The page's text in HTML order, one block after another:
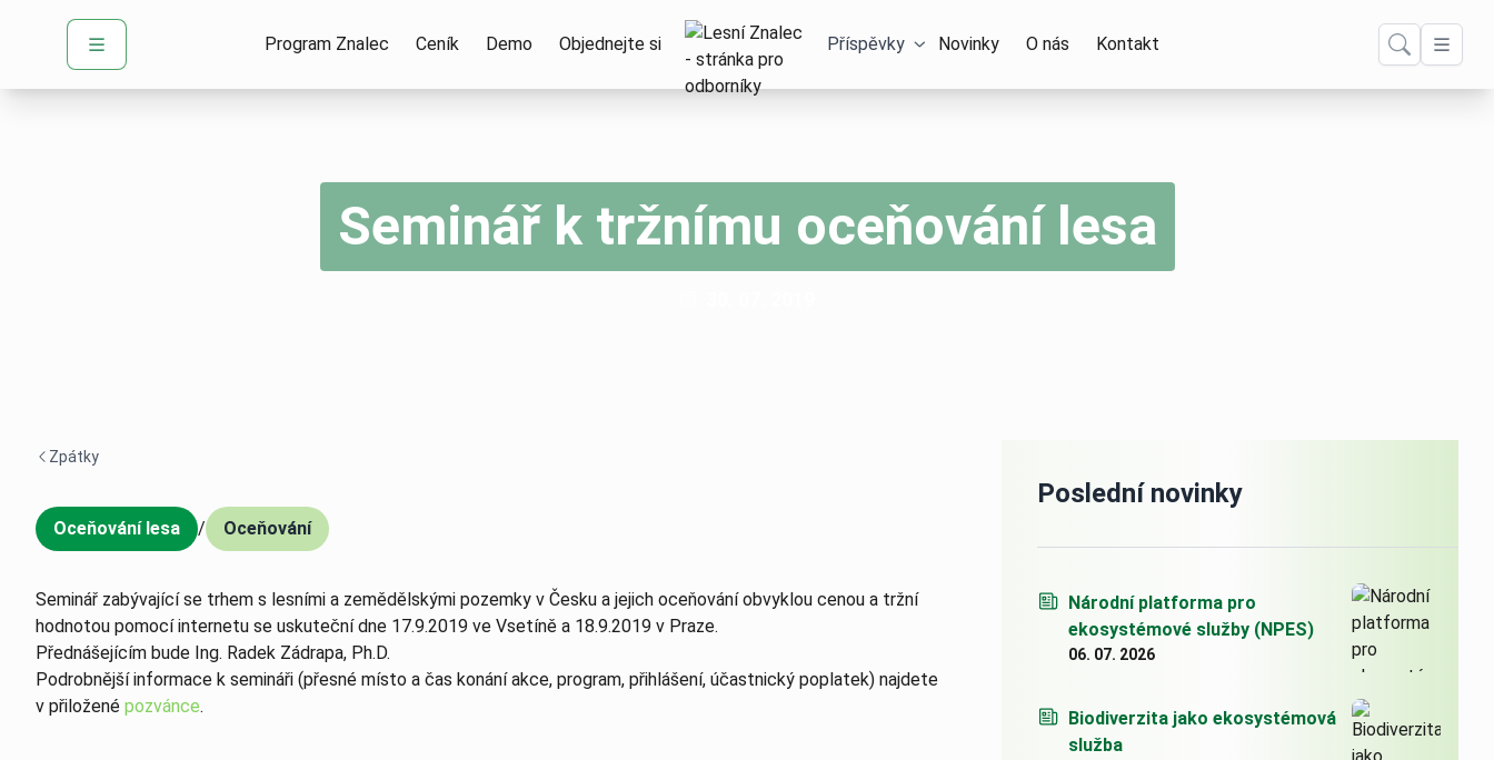
Program Znalec Ceník Demo Objednejte si
Domů – Lesní Znalec
Příspěvky Novinky O nás Kontakt
Seminář k tržnímu oceňování lesa
Navigace zpět -
Zpátky
Oceňování lesa
,
/ Oceňování
Seminář zabývající se trhem s lesními a zemědělskými pozemky v Česku a jejich oceňování obvyklou cenou a tržní
hodnotou pomocí internetu se uskuteční dne 17.9.2019 ve Vsetíně a 18.9.2019 v Praze.
Přednášejícím bude Ing. Radek Zádrapa, Ph.D.
Podrobnější informace k semináři (přesné místo a čas konání akce, program, přihlášení, účastnický poplatek) najdete
v přiložené pozvánce.
Poslední novinky
Národní platforma pro
ekosystémové služby (NPES)
06. 07. 2026
Biodiverzita jako ekosystémová
služba